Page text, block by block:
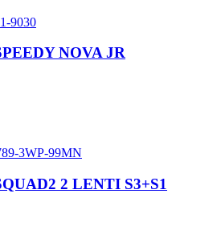
9030
NOVA JR
3WP-99MN
2 LENTI S3+S1